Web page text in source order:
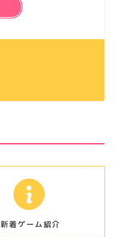
新着ゲーム紹介